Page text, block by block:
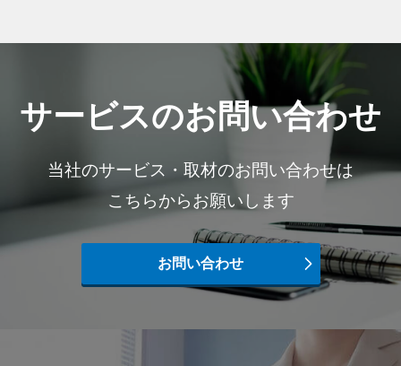
サービスのお問い合わせ
当社のサービス・取材のお問い合わせは
こちらからお願いします
お問い合わせ